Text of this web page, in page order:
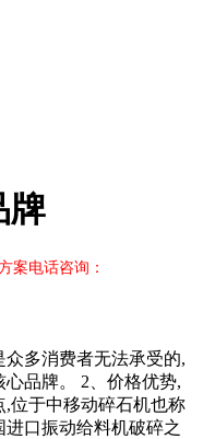
牌
案电话咨询：
多消费者无法承受的,
品牌。 2、价格优势,
位于中移动碎石机也称
口振动给料机破碎之